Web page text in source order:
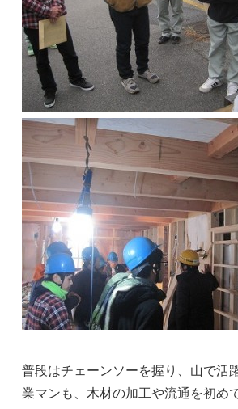
普段はチェーンソーを握り、山で活
業マンも、木材の加工や流通を初め